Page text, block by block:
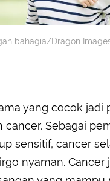
bahagia/Dragon
yang cocok jadi
cancer. Sebagai
sensitif, cancer
nyaman. Cancer